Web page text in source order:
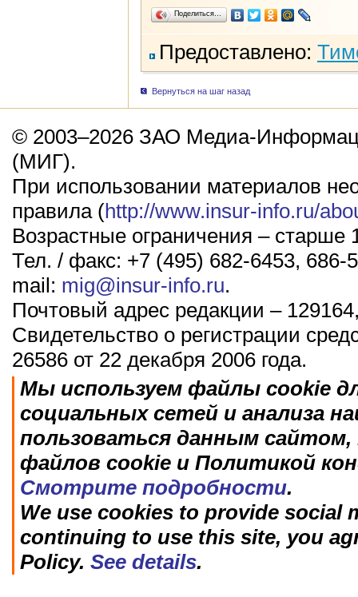
Поделиться…
Предоставлено:
Вернуться на шаг назад
© 2003–2026 ЗАО Медиа-
(МИГ).
При использовании материалов
правила (http://www.insur-info.ru/
Возрастные ограничения – старше
Тел. / факс: +7 (495) 682-6453, 686-
mail: mig@insur-info.ru.
Почтовый адрес редакции –
Свидетельство о регистрации
26586 от 22 декабря 2006 года.
Мы используем файлы cookie
социальных сетей и анализа
пользоваться данным
файлов cookie и Политикой
Смотрите подробности.
We use cookies to provide social
continuing to use this site, you
Policy. See details.